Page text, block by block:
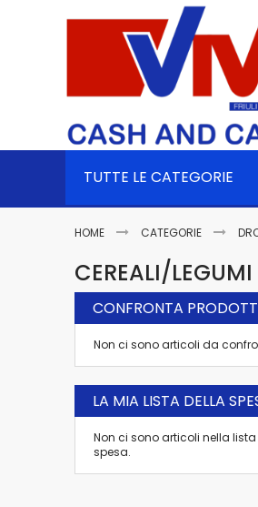
TUTTE LE CATEGORIE
HOME CATEGORIE
CEREALI/
CONFRONTA
Non ci sono articoli da
LA MIA LISTA DELLA
Non ci sono articoli nella
spesa.